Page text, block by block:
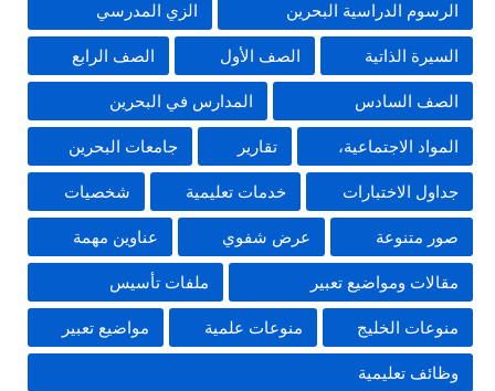
الرسوم الدراسية البحرين الزي المدرسي
السيرة الذاتية الصف الأول الصف الرابع
الصف السادس المدارس في البحرين
المواد الاجتماعية، تقارير جامعات البحرين
جداول الاختبارات خدمات تعليمية شخصيات
صور متنوعة عرض شفوي عناوين مهمة
مقالات ومواضيع تعبير ملفات تأسيس
منوعات الخليج منوعات علمية مواضيع تعبير
وظائف تعليمية